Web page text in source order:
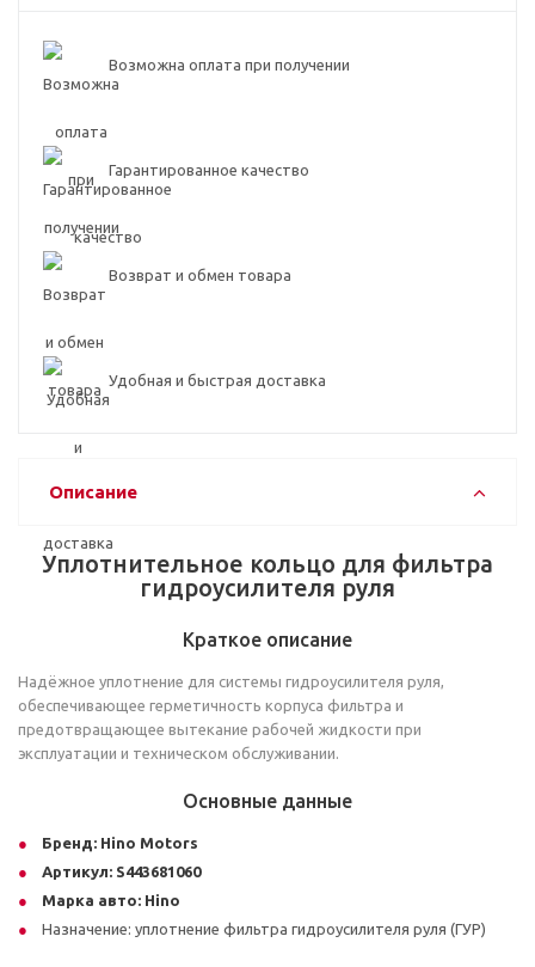
Возможна оплата при получении
Гарантированное качество
Возврат и обмен товара
Удобная и быстрая доставка
Описание
Уплотнительное кольцо для фильтра
гидроусилителя руля
Краткое описание
Надёжное уплотнение для системы гидроусилителя руля,
обеспечивающее герметичность корпуса фильтра и
предотвращающее вытекание рабочей жидкости при
эксплуатации и техническом обслуживании.
Основные данные
Бренд: Hino Motors
Артикул: S443681060
Марка авто: Hino
Назначение: уплотнение фильтра гидроусилителя руля (ГУР)